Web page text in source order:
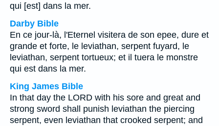
qui [est] dans la mer.
Darby Bible
En ce jour-là, l'Eternel visitera de son epee, dure et
grande et forte, le leviathan, serpent fuyard, le
leviathan, serpent tortueux; et il tuera le monstre
qui est dans la mer.
King James Bible
In that day the LORD with his sore and great and
strong sword shall punish leviathan the piercing
serpent, even leviathan that crooked serpent; and